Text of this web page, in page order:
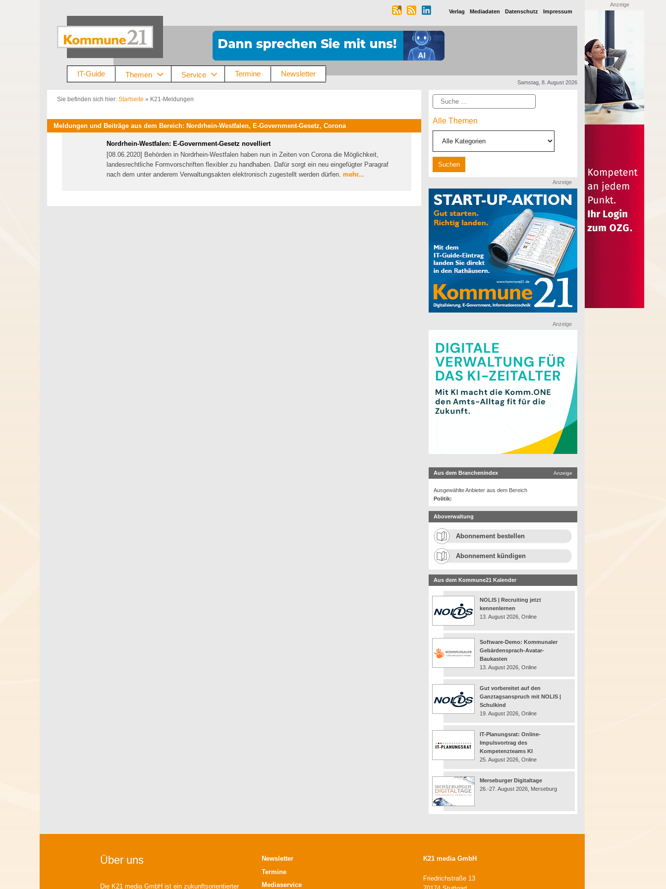
Verlag Mediadaten Datenschutz Impressum
IT-Guide Themen Service Termine Newsletter
Samstag, 8. August 2026
Sie befinden sich hier: Startseite » K21-Meldungen
Meldungen und Beiträge aus dem Bereich: Nordrhein-Westfalen, E-Government-Gesetz, Corona
Nordrhein-Westfalen: E-Government-Gesetz novelliert
[08.06.2020] Behörden in Nordrhein-Westfalen haben nun in Zeiten von Corona die Möglichkeit,
landesrechtliche Formvorschriften flexibler zu handhaben. Dafür sorgt ein neu eingefügter Paragraf
nach dem unter anderem Verwaltungsakten elektronisch zugestellt werden dürfen. mehr...
Suche
Alle Themen
Anzeige
Anzeige
Aus dem Branchenindex Anzeige
Ausgewählte Anbieter aus dem Bereich
Politik:
Aboverwaltung
Abonnement bestellen
Abonnement kündigen
Aus dem Kommune21 Kalender
NOLIS | Recruiting jetzt
kennenlernen
13. August 2026, Online
Software-Demo: Kommunaler
Gebärdensprach-Avatar-
Baukasten
13. August 2026, Online
Gut vorbereitet auf den
Ganztagsanspruch mit NOLIS |
Schulkind
19. August 2026, Online
IT-Planungsrat: Online-
Impulsvortrag des
Kompetenzteams KI
25. August 2026, Online
Merseburger Digitaltage
26.-27. August 2026, Merseburg
Anzeige
Über uns
Die K21 media GmbH ist ein zukunftsorientierter
Newsletter
Termine
Mediaservice
K21 media GmbH
Friedrichstraße 13